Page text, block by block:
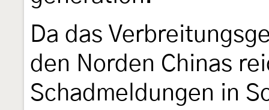
Da das
den Norden Chinas
Schadmeldungen in